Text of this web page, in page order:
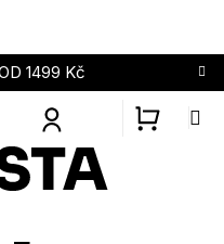
1499 Kč